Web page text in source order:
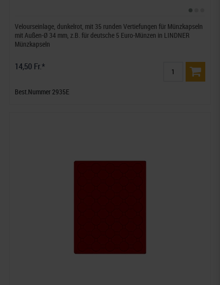
Velourseinlage, dunkelrot, mit 35 runden Vertiefungen für Münzkapseln
mit Außen-Ø 34 mm, z.B. für deutsche 5 Euro-Münzen in LINDNER
Münzkapseln
14,50 Fr.*
Best.Nummer 2935E